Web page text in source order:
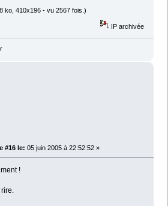
ko, 410x196 - vu 2567 fois.)
IP archivée
#16 le: 05 juin 2005 à 22:52:52 »
!
rire.